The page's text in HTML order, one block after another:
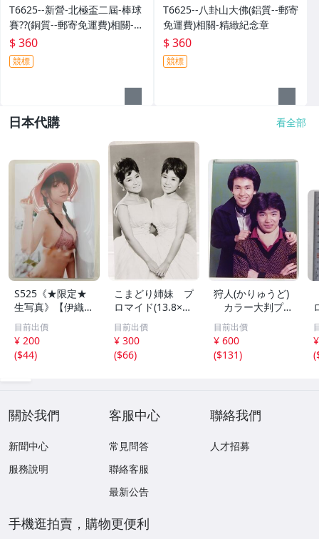
397;&#51665;
T6625--新營-北極盃二屆-棒球
賽??(銅質--郵寄免運費)相關-精
緻紀念章
$ 360
競標
397;&#51665;
T6625--八卦山大佛(鋁質--郵寄
免運費)相關-精緻紀念章
$ 360
競標
日本代購 看全部
S525《★限定★
生写真》【伊織も
え】ビッグコミッ
クスピリッツ 202
6年8月3日号 ★セ
ブンネット限定特
目前出價
¥ 200
($44)
こまどり姉妹 プ
ロマイド(13.8×8.
5cm) 1枚●bn.4
6
目前出價
¥ 300
($66)
狩人(かりゅうど)
カラー大判プロ
マイド(18×13cm)
1枚●bn.48
目前出價
¥ 600
($131)
(
關於我們
新聞中心
服務說明
客服中心
常見問答
聯絡客服
最新公告
聯絡我們
人才招募
手機逛拍賣，購物更便利